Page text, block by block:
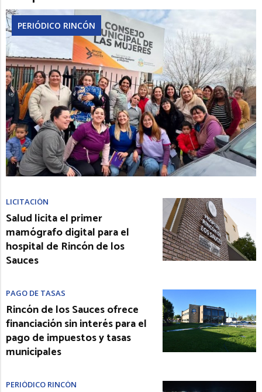
PERIÓDICO RINCÓN
LICITACIÓN
Salud licita el primer
mamógrafo digital para el
hospital de Rincón de los
Sauces
PAGO DE TASAS
Rincón de los Sauces ofrece
financiación sin interés para el
pago de impuestos y tasas
municipales
PERIÓDICO RINCÓN